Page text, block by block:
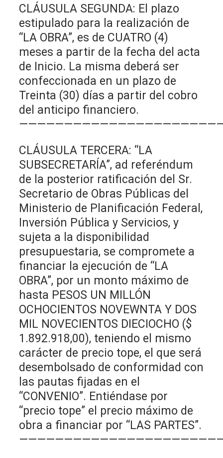
CLÁUSULA SEGUNDA: El plazo
estipulado para la realización de
“LA OBRA”, es de CUATRO (4)
meses a partir de la fecha del acta
de Inicio. La misma deberá ser
confeccionada en un plazo de
Treinta (30) días a partir del cobro
del anticipo financiero.
CLÁUSULA TERCERA: “LA
SUBSECRETARÍA”, ad referéndum
de la posterior ratificación del Sr.
Secretario de Obras Públicas del
Ministerio de Planificación Federal,
Inversión Pública y Servicios, y
sujeta a la disponibilidad
presupuestaria, se compromete a
financiar la ejecución de “LA
OBRA”, por un monto máximo de
hasta PESOS UN MILLÓN
OCHOCIENTOS NOVEWNTA Y DOS
MIL NOVECIENTOS DIECIOCHO ($
1.892.918,00), teniendo el mismo
carácter de precio tope, el que será
desembolsado de conformidad con
las pautas fijadas en el
“CONVENIO”. Entiéndase por
“precio tope” el precio máximo de
obra a financiar por “LAS PARTES”.